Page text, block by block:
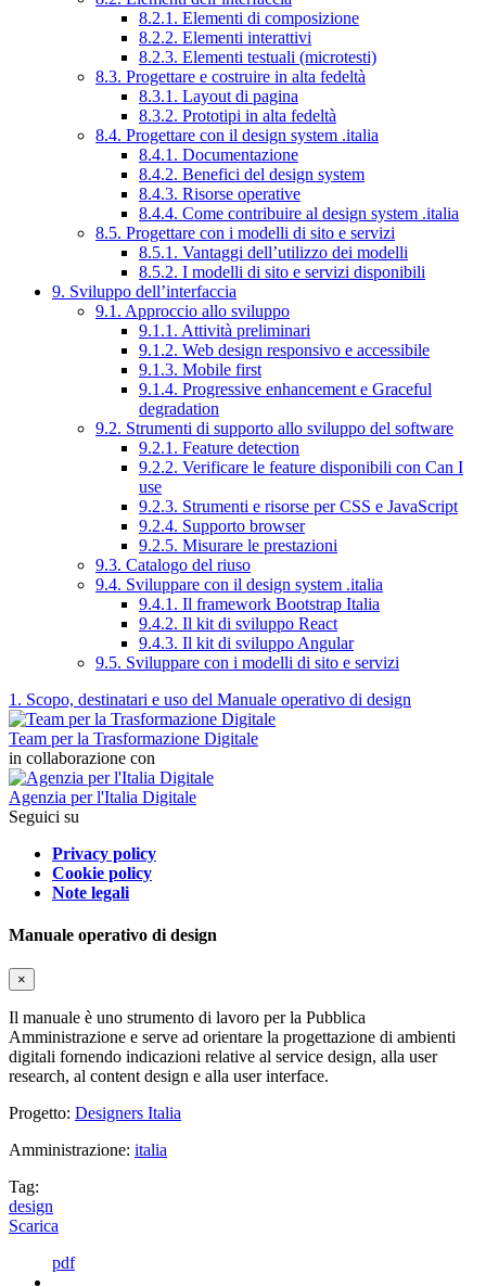
8.2.1. Elementi di composizione
8.2.2. Elementi interattivi
8.2.3. Elementi testuali (microtesti)
8.3. Progettare e costruire in alta fedeltà
8.3.1. Layout di pagina
8.3.2. Prototipi in alta fedeltà
8.4. Progettare con il design system .italia
8.4.1. Documentazione
8.4.2. Benefici del design system
8.4.3. Risorse operative
8.4.4. Come contribuire al design system .italia
8.5. Progettare con i modelli di sito e servizi
8.5.1. Vantaggi dell’utilizzo dei modelli
8.5.2. I modelli di sito e servizi disponibili
9. Sviluppo dell’interfaccia
9.1. Approccio allo sviluppo
9.1.1. Attività preliminari
9.1.2. Web design responsivo e accessibile
9.1.3. Mobile first
9.1.4. Progressive enhancement e Graceful
degradation
9.2. Strumenti di supporto allo sviluppo del software
9.2.1. Feature detection
9.2.2. Verificare le feature disponibili con Can I
use
9.2.3. Strumenti e risorse per CSS e JavaScript
9.2.4. Supporto browser
9.2.5. Misurare le prestazioni
9.3. Catalogo del riuso
9.4. Sviluppare con il design system .italia
9.4.1. Il framework Bootstrap Italia
9.4.2. Il kit di sviluppo React
9.4.3. Il kit di sviluppo Angular
9.5. Sviluppare con i modelli di sito e servizi
1. Scopo, destinatari e uso del Manuale operativo di design
Team per la Trasformazione Digitale
in collaborazione con
Agenzia per l'Italia Digitale
Seguici su
Privacy policy
Cookie policy
Note legali
Manuale operativo di design
×
Il manuale è uno strumento di lavoro per la Pubblica
Amministrazione e serve ad orientare la progettazione di ambienti
digitali fornendo indicazioni relative al service design, alla user
research, al content design e alla user interface.
Progetto: Designers Italia
Amministrazione: italia
Tag:
design
Scarica
pdf